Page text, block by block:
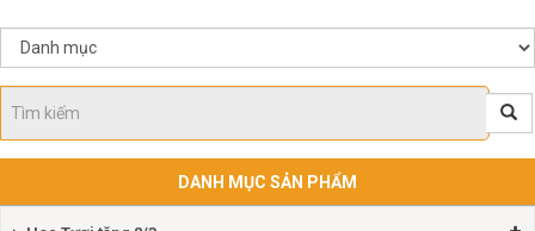
DANH MỤC SẢN PHẨM